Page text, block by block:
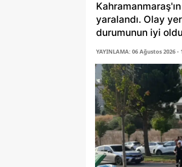
yaralandı. Olay
durumunun iyi
YAYINLAMA: 06 Ağustos 2026 -